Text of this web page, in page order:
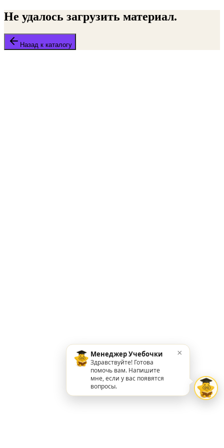
Не удалось загрузить материал.
Назад к каталогу
Менеджер Учебочки
Здравствуйте! Готова
помочь вам. Напишите
мне, если у вас появятся
вопросы.
×